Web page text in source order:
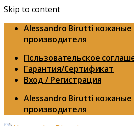
Skip to content
Alessandro Birutti кожаные
производителя
Пользовательское
Гарантия/Сертификат
Вход / Регистрация
Alessandro Birutti кожаные
производителя